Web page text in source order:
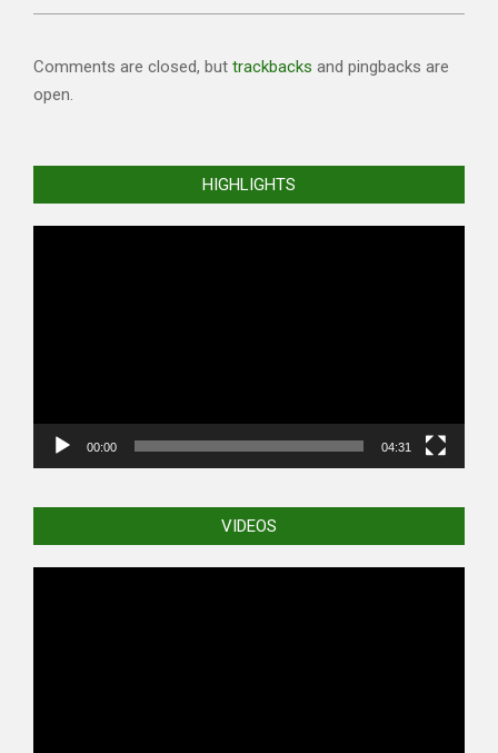
Comments are closed, but trackbacks and pingbacks are
open.
HIGHLIGHTS
00:00 04:31
VIDEOS